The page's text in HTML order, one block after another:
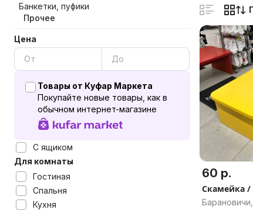
Банкетки, пуфики
Прочее
Цена
Товары от Куфар Маркета
Покупайте новые товары, как в
обычном интернет-магазине
С ящиком
Для комнаты
Гостиная
Спальня
Кухня
60 р.
Скамейка /